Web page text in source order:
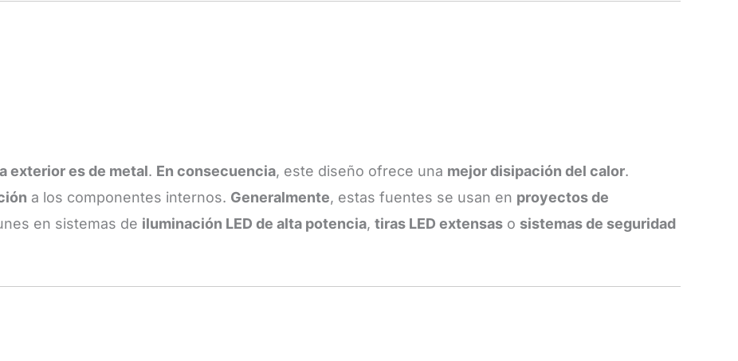
exterior es de metal. En consecuencia, este diseño ofrece una mejor disipación del calor.
a los componentes internos. Generalmente, estas fuentes se usan en proyectos de
en sistemas de iluminación LED de alta potencia, tiras LED extensas o sistemas de seguridad